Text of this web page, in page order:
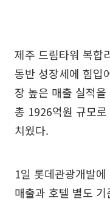
제주 드림타워 복합
동반 성장세에 힘입
장 높은 매출 실적
총 1926억원 규모
치웠다.
1일 롯데관광개발
매출과 호텔 별도